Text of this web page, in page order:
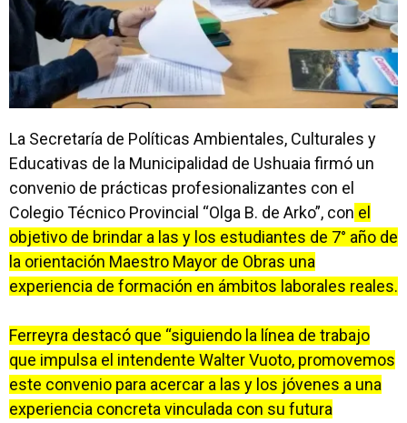
La Secretaría de Políticas Ambientales, Culturales y
Educativas de la Municipalidad de Ushuaia firmó un
convenio de prácticas profesionalizantes con el
Colegio Técnico Provincial “Olga B. de Arko”, con el
objetivo de brindar a las y los estudiantes de 7° año de
la orientación Maestro Mayor de Obras una
experiencia de formación en ámbitos laborales reales.
Ferreyra destacó que “siguiendo la línea de trabajo
que impulsa el intendente Walter Vuoto, promovemos
este convenio para acercar a las y los jóvenes a una
experiencia concreta vinculada con su futura